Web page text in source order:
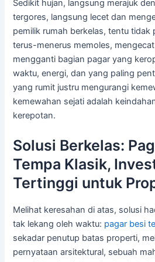
Sedikit hujan, langsung merajuk
tergores, langsung lecet dan
pemilik rumah berkelas, tentu tidak
terus-menerus memoles,
mengganti bagian pagar yang
waktu, energi, dan yang paling
yang rumit justru mengurangi
kemewahan sejati adalah
kerepotan.
Solusi Berkelas:
Tempa Klasik,
Tertinggi untuk
Melihat keresahan di atas, solusi
tak lekang oleh waktu: pagar besi
sekadar penutup batas properti,
pernyataan arsitektural, sebuah